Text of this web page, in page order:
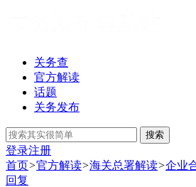
关务查
官方解读
话题
关务发布
搜索
登录注册
首页>官方解读>海关总署解读>企业
回复